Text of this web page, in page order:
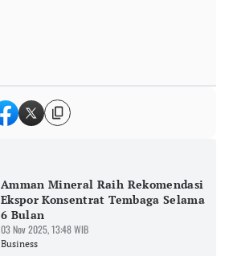
Amman Mineral Raih Rekomendasi
Ekspor Konsentrat Tembaga Selama
6 Bulan
03 Nov 2025, 13:48 WIB
Business